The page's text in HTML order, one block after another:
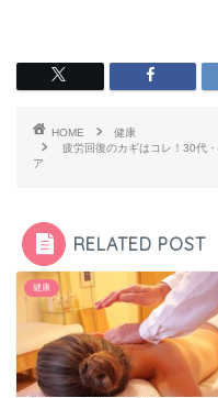
HOME
健康
疲労回復のカギはコレ！30代
ア
RELATED POST
健康